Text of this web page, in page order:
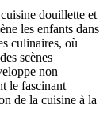
douillette et
les enfants dans
culinaires, où
scènes
non
le fascinant
de la cuisine à la